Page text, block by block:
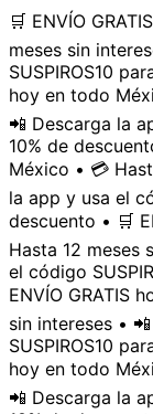
🛒 ENVÍO
meses sin
SUSPIROS10
hoy en todo
📲 Descarga la
10% de
México • 💳
la app y usa el
descuento • 🛒
Hasta 12 meses
el código
ENVÍO GRATIS
sin intereses •
SUSPIROS10
hoy en todo
📲 Descarga la